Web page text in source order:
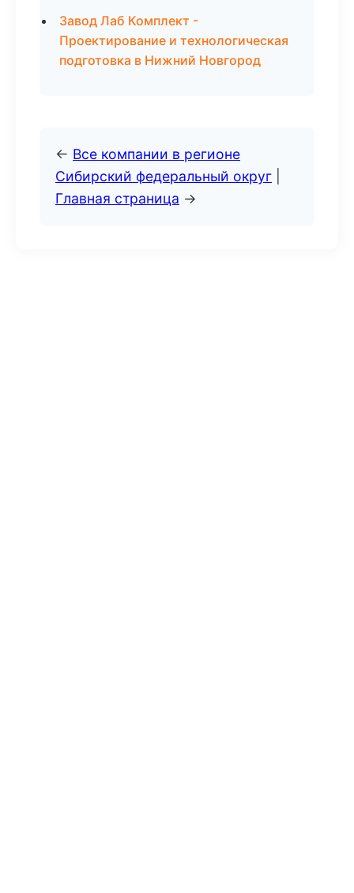
Завод Лаб Комплект -
Проектирование и технологическая
подготовка в Нижний Новгород
← Все компании в регионе
Сибирский федеральный округ
Главная страница →